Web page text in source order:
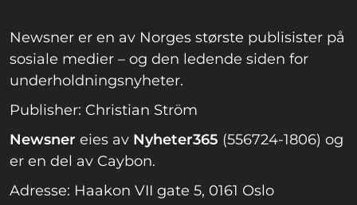
Newsner er en av Norges største publisister på
sosiale medier – og den ledende siden for
underholdningsnyheter.
Publisher: Christian Ström
Newsner eies av Nyheter365 (556724-1806) og
er en del av Caybon.
Adresse: Haakon VII gate 5, 0161 Oslo